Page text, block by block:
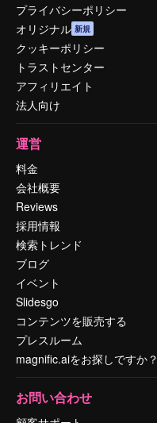
プライバシーポリシー
オリジナル 新規
クッキーポリシー
トラストセンター
アフィリエイト
法人向け
運営
料金
会社概要
Reviews
採用情報
検索トレンド
ブログ
イベント
Slidesgo
コンテンツを販売する
プレスルーム
magnific.aiをお探しですか？
お問い合わせ